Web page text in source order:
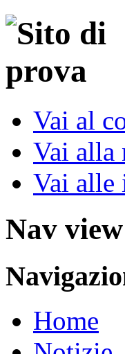
Vai al
Vai alla
Vai alle
Nav
Home